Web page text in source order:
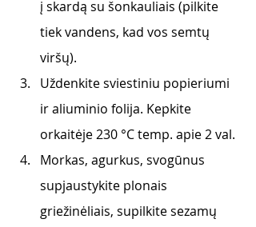
į skardą su šonkauliais (pilkite
tiek vandens, kad vos semtų
viršų).
Uždenkite sviestiniu popieriumi
ir aliuminio folija. Kepkite
orkaitėje 230 °C temp. apie 2 val.
Morkas, agurkus, svogūnus
supjaustykite plonais
griežinėliais, supilkite sezamų